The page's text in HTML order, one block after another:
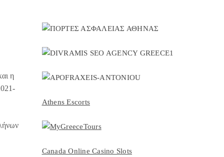
η
Athens Escorts
Canada Online Casino Slots